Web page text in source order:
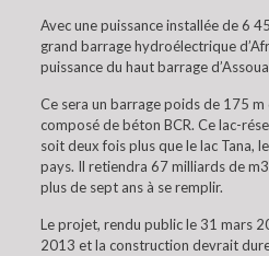
Avec une puissance installée de 6
grand barrage hydroélectrique
puissance du haut barrage
Ce sera un barrage poids de 175
composé de béton BCR. Ce lac-
soit deux fois plus que le lac Tana,
pays. Il retiendra 67 milliards de
plus de sept ans à se remplir.
Le projet, rendu public le 31 mars
2013 et la construction devrait